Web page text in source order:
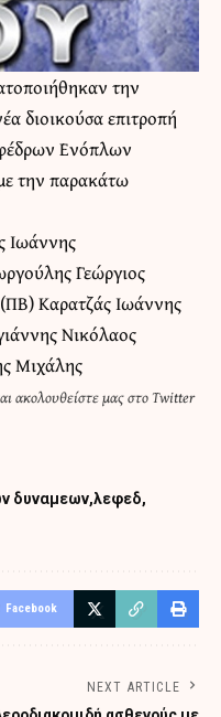
την
διοικούσα επιτροπή
Ενόπλων
την παρακάτω
Ιωάννης
Γεώργιος
Καρατζάς Ιωάννης
Νικόλαος
Μιχάλης
ακολουθείστε μας στο Twitter
δυναμεων λεφεδ
Facebook
NEXT ARTICLE